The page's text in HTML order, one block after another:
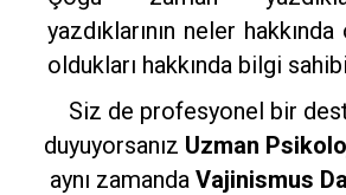
yazdıklarının neler
oldukları hakkında bilgi
Siz de profesyonel bir
duyuyorsanız Uzman
aynı zamanda Vajinismus